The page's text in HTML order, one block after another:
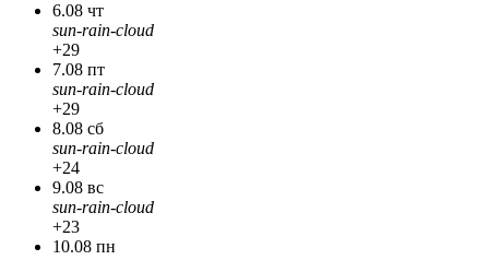
6.08 чт
sun-rain-cloud
+29
7.08 пт
sun-rain-cloud
+29
8.08 сб
sun-rain-cloud
+24
9.08 вс
sun-rain-cloud
+23
10.08 пн